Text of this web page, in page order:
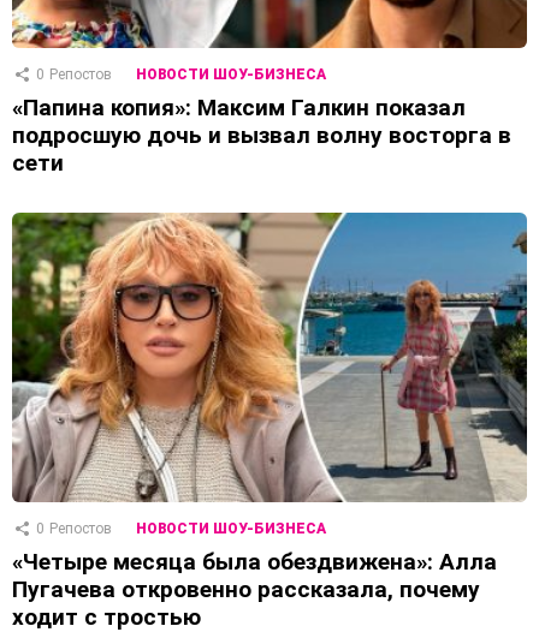
0 Репостов НОВОСТИ ШОУ-БИЗНЕСА
«Папина копия»: Максим Галкин показал
подросшую дочь и вызвал волну восторга в
сети
0 Репостов НОВОСТИ ШОУ-БИЗНЕСА
«Четыре месяца была обездвижена»: Алла
Пугачева откровенно рассказала, почему
ходит с тростью